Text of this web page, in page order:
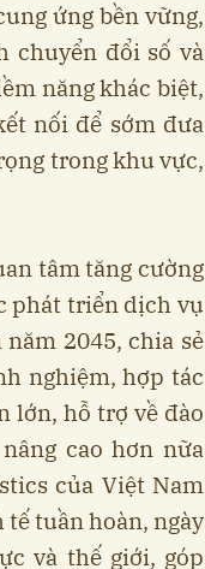
ứng bền vững,
chuyển đổi số và
năng khác biệt,
nối để sớm đưa
trong khu vực,
tâm tăng cường
phát triển dịch vụ
2045, chia sẻ
nghiệm, hợp tác
lớn, hỗ trợ về đào
cao hơn nữa
của Việt Nam
tuần hoàn, ngày
và thế giới, góp